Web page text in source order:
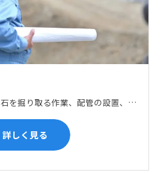
掘削と呼ばれる土砂・岩石を掘り取る作業、配管の設置、埋戻しの順に手作業と機械作業の併用をして行います。また、作業に使用する管材料の運搬作業も、機械と手作業にて行っています。
詳しく見る